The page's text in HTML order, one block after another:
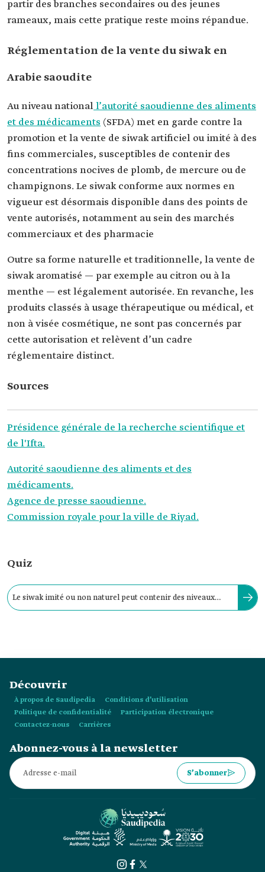
partir des branches secondaires ou des jeunes
rameaux, mais cette pratique reste moins répandue.
Réglementation de la vente du siwak en
Arabie saoudite
Au niveau nationall’autorité saoudienne des aliments
et des médicaments (SFDA) met en garde contre la
promotion et la vente de siwak artificiel ou imité à des
fins commerciales, susceptibles de contenir des
concentrations nocives de plomb, de mercure ou de
champignons. Le siwak conforme aux normes en
vigueur est désormais disponible dans des points de
vente autorisés, notamment au sein des marchés
commerciaux et des pharmacie
Outre sa forme naturelle et traditionnelle, la vente de
siwak aromatisé — par exemple au citron ou à la
menthe — est légalement autorisée. En revanche, les
produits classés à usage thérapeutique ou médical, et
non à visée cosmétique, ne sont pas concernés par
cette autorisation et relèvent d’un cadre
réglementaire distinct.
Sources
Présidence générale de la recherche scientifique et
de l'Ifta.
Autorité saoudienne des aliments et des
médicaments.
Agence de presse saoudienne.
Commission royale pour la ville de Riyad.
Quiz
Le siwak imité ou non naturel peut contenir des niveaux
Découvrir
À propos de Saudipedia
Conditions d’utilisation
Politique de confidentialité
Participation électronique
Contactez-nous
Carrières
Abonnez-vous à la newsletter
S’abonner